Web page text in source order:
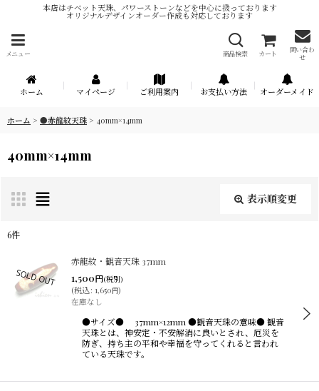
本店はチベット天珠、パワーストーンなどを中心に扱っております
オリジナルデザインオーダー作成も対応しております
メニュー 商品検索 カート
問い合わ
せ
ホーム マイページ ご利用案内 お支払い方法 オーダーメイド
ホーム > ●赤龍紋天珠 > 40mm×14mm
40mm×14mm
表示順変更
在庫あり
6件
赤龍紋・観音天珠 37mm
1,500円(税別)
(税込: 1,650円)
在庫なし
●サイズ● 37mm×12mm ●観音天珠の意味● 観音
天珠とは、神安定・不安解消に良いとされ、厄災を
防ぎ、持ち主の平和や幸福を守ってくれると言われ
ている天珠です。